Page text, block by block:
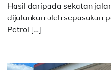
Hasil daripada sekatan
dijalankan oleh sepasukan
Patrol […]